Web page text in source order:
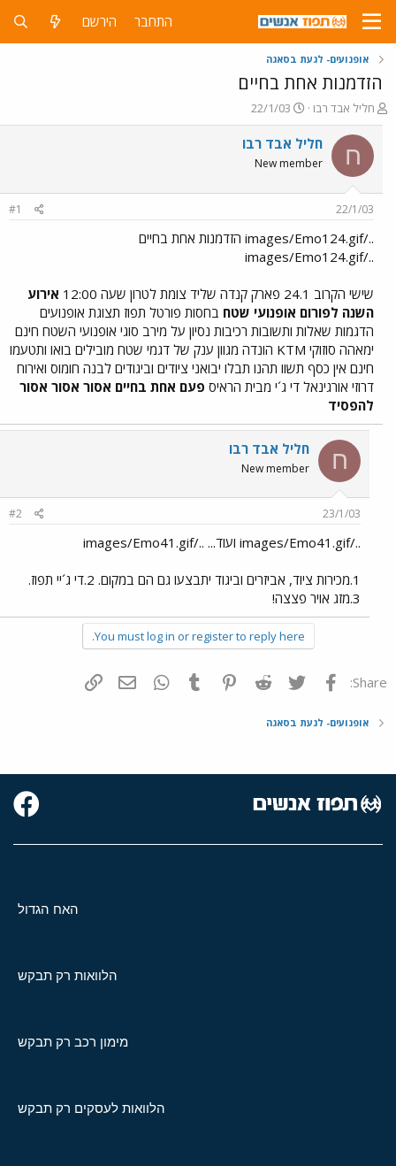
התחבר הירשם
אופנועים- לגעת בסאגה
הזדמנות אחת בחיים
פ
ו
ת
ח
ה
ש
חליל אבד רבו
פ
ו
ר
ם
ר
ך
22/1/03
ח חליל אבד רבו
New member
22/1/03
#1
../images/Emo124.gif הזדמנות אחת בחיים
../images/Emo124.gif
שישי הקרוב 24.1 פארק קנדה שליד צומת לטרון שעה 12:00
אירוע
השנה לפורום אופנועי שטח בחסות פורטל תפוז תצוגת אופנועים
הדגמות שאלות ותשובות רכיבות נסיון על מירב סוגי אופנועי השטח חינם
ימאהה סוזוקי KTM הונדה מגוון ענק של דגמי שטח מובילים בואו ותטעמו
חינם אין כסף תשוו תהנו תבלו יבואני ציודים וביגודים לבנה חומוס ואירוח
דרוזי אורגינאל די ג´י מבית הראיס פעם אחת בחיים אסור אסור אסור
להפסיד
ח חליל אבד רבו
New member
23/1/03
#2
../images/Emo41.gif ועוד... ../images/Emo41.gif
1.מכירות ציוד, אביזרים וביגוד יתבצעו גם הם במקום. 2.די ג´יי תפוז.
3.מזג אויר פצצה!
You must log in or register to reply here.
Share: פייסבוק Twitter
Reddit
Pinterest
Tumblr
WhatsAppדואר אלקטרוני
אופנועים- לגעת בסאגה
האח הגדול
הלוואות רק תבקש
מימון רכב רק תבקש
הלוואות לעסקים רק תבקש